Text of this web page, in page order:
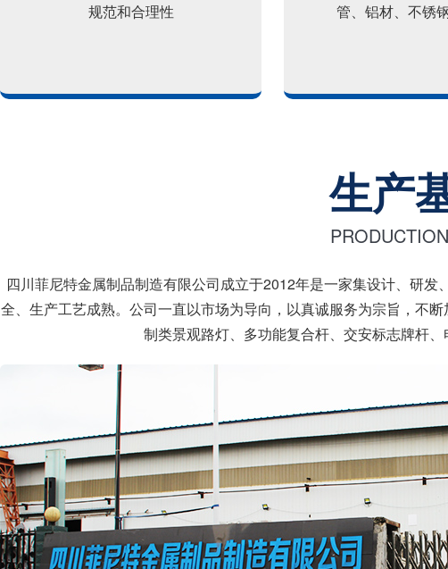
规范和合理性
管、铝材、不锈
生产
四川菲尼特金属制品制造有限公司成立于2012年是一家集设计、研
全、生产工艺成熟。公司一直以市场为导向，以真诚服务为宗旨，不
制类景观路灯、多功能复合杆、交安标志牌杆、